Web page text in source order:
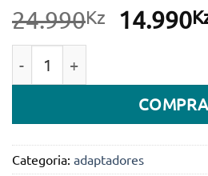
24.990Kz
O
era:
14.990
Categoria: adaptadores